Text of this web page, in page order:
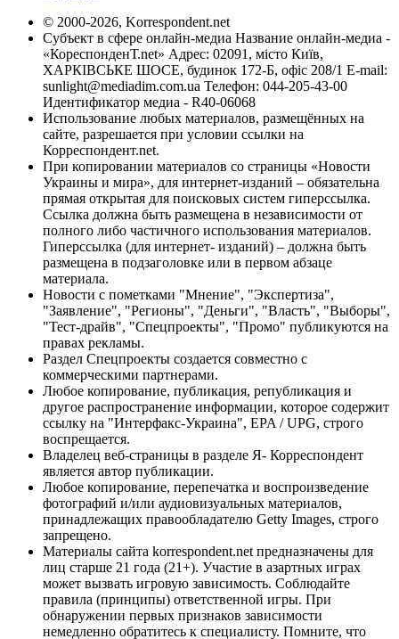
© 2000-2026, Korrespondent.net
Субъект в сфере онлайн-медиа Название онлайн-медиа -
«КореспонденТ.net» Адрес: 02091, місто Київ,
ХАРКІВСЬКЕ ШОСЕ, будинок 172-Б, офіс 208/1 E-mail:
sunlight@mediadim.com.ua Телефон: 044-205-43-00
Идентификатор медиа - R40-06068
Использование любых материалов, размещённых на
сайте, разрешается при условии ссылки на
Корреспондент.net.
При копировании материалов со страницы «Новости
Украины и мира», для интернет-изданий – обязательна
прямая открытая для поисковых систем гиперссылка.
Ссылка должна быть размещена в независимости от
полного либо частичного использования материалов.
Гиперссылка (для интернет- изданий) – должна быть
размещена в подзаголовке или в первом абзаце
материала.
Новости с пометками "Мнение", "Экспертиза",
"Заявление", "Регионы", "Деньги", "Власть", "Выборы",
"Тест-драйв", "Спецпроекты", "Промо" публикуются на
правах рекламы.
Раздел Спецпроекты создается совместно с
коммерческими партнерами.
Любое копирование, публикация, републикация и
другое распространение информации, которое содержит
ссылку на "Интерфакс-Украина", EPA / UPG, строго
воспрещается.
Владелец веб-страницы в разделе Я- Корреспондент
является автор публикации.
Любое копирование, перепечатка и воспроизведение
фотографий и/или аудиовизуальных материалов,
принадлежащих правообладателю Getty Images, строго
запрещено.
Материалы сайта korrespondent.net предназначены для
лиц старше 21 года (21+). Участие в азартных играх
может вызвать игровую зависимость. Соблюдайте
правила (принципы) ответственной игры. При
обнаружении первых признаков зависимости
немедленно обратитесь к специалисту. Помните, что